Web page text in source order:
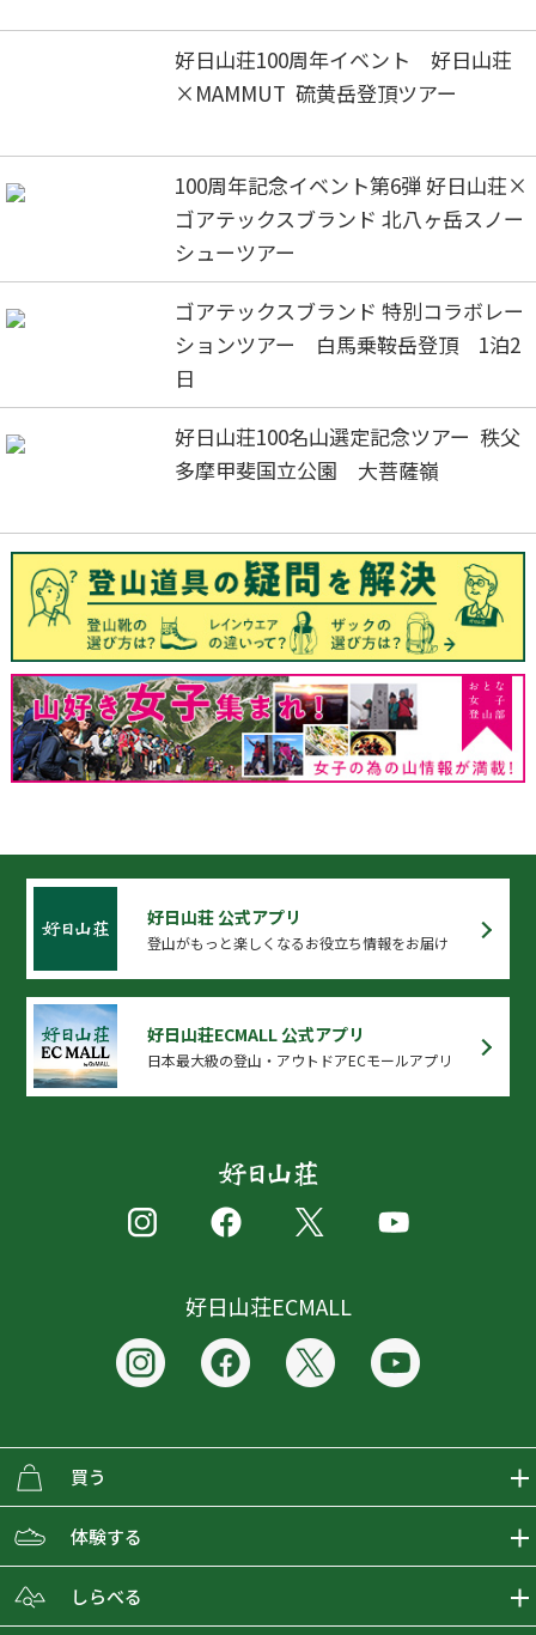
好日山荘100周年イベント 好日山荘
×MAMMUT 硫黄岳登頂ツアー
100周年記念イベント第6弾 好日山荘×
ゴアテックスブランド 北八ヶ岳スノー
シューツアー
ゴアテックスブランド 特別コラボレー
ションツアー 白馬乗鞍岳登頂 1泊2
日
好日山荘100名山選定記念ツアー 秩父
多摩甲斐国立公園 大菩薩嶺
好日山荘 公式アプリ
登山がもっと楽しくなるお役立ち情報をお届け
好日山荘ECMALL 公式アプリ
日本最大級の登山・アウトドアECモールアプリ
好日山荘ECMALL
買う
ECMALLの商品をさがす
取り扱いブランド一覧
体験する
おとな女子登山部
しらべる